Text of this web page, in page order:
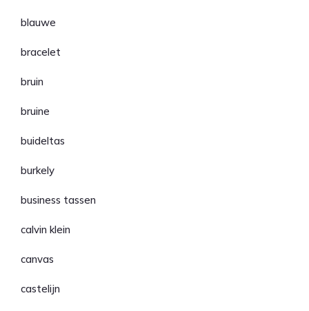
blauwe
bracelet
bruin
bruine
buideltas
burkely
business tassen
calvin klein
canvas
castelijn